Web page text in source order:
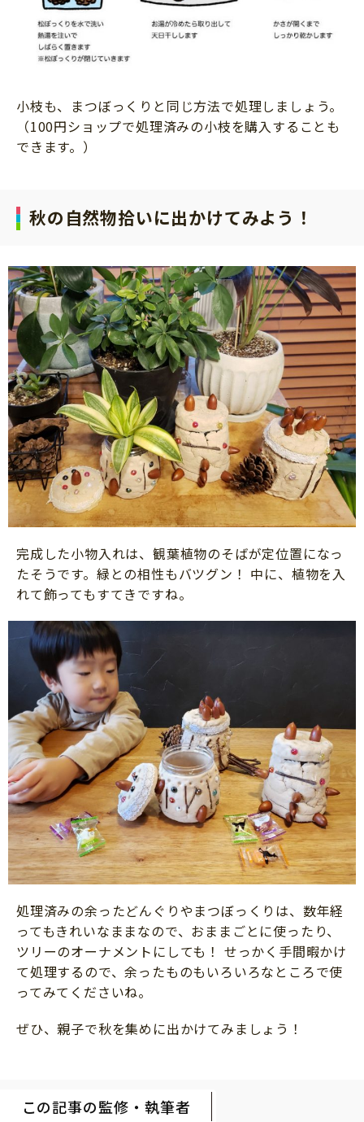
小枝も、まつぼっくりと同じ方法で処理しましょう。
（100円ショップで処理済みの小枝を購入することも
できます。）
秋の自然物拾いに出かけてみよう！
完成した小物入れは、観葉植物のそばが定位置になっ
たそうです。緑との相性もバツグン！ 中に、植物を入
れて飾ってもすてきですね。
処理済みの余ったどんぐりやまつぼっくりは、数年経
ってもきれいなままなので、おままごとに使ったり、
ツリーのオーナメントにしても！ せっかく手間暇かけ
て処理するので、余ったものもいろいろなところで使
ってみてくださいね。
ぜひ、親子で秋を集めに出かけてみましょう！
この記事の監修・執筆者